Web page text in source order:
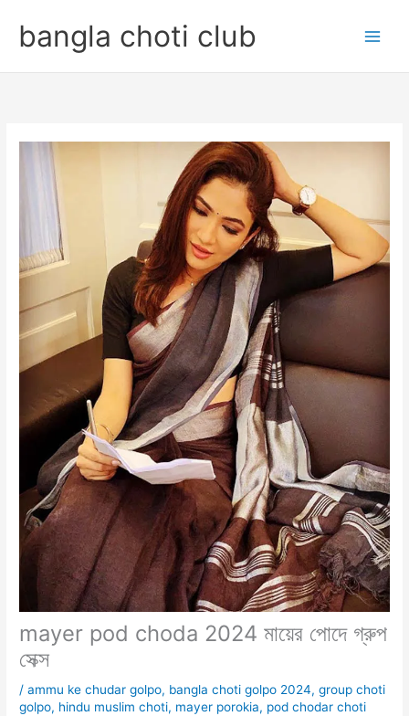
contentbangla choti club
mayer pod choda 2024 মায়ের পোদে গ্রুপ
সেক্স
/ammu ke chudar golpo, bangla choti golpo 2024,group choti
golpo, hindu muslim choti, mayer porokia, pod chodar choti